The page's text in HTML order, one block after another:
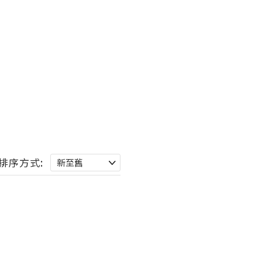
序方式: